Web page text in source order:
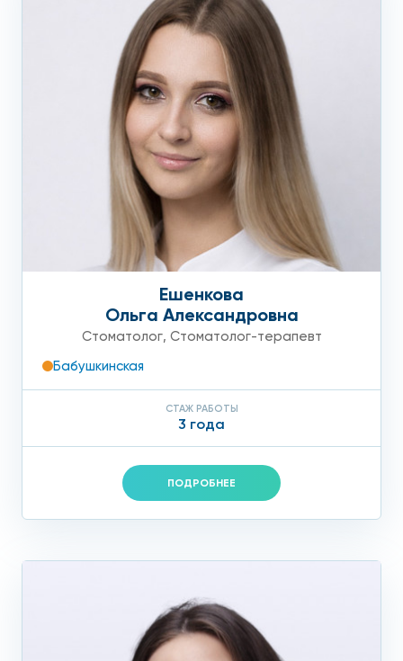
Ешенкова
Ольга Александровна
Стоматолог, Стоматолог-терапевт
Бабушкинская
СТАЖ РАБОТЫ
3 года
ПОДРОБНЕЕ